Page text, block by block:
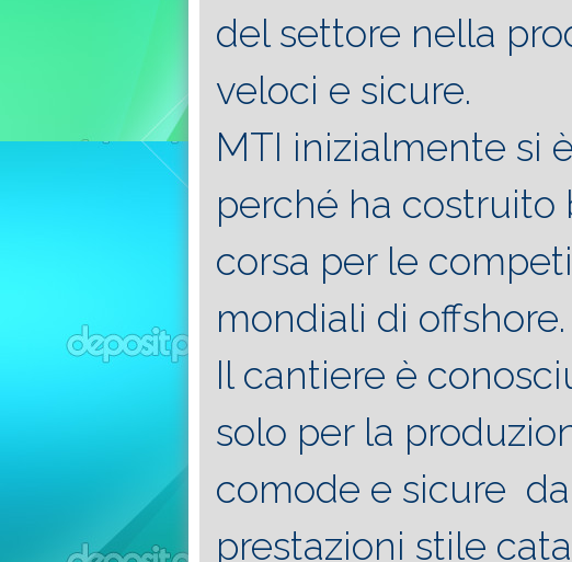
del settore nella
veloci e sicure.
MTI inizialmente si
perché ha
corsa per le
mondiali di offshore.
Il cantiere è
solo per la
comode e sicure
prestazioni stile
e